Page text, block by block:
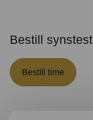
Bestill synstest
Bestill time